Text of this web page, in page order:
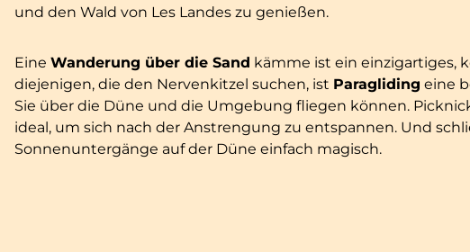
und den Wald von Les Landes zu genießen.
Eine Wanderung über die Sand kämme ist ein einzigartiges,
diejenigen, die den Nervenkitzel suchen, ist Paragliding eine
Sie über die Düne und die Umgebung fliegen können.
ideal, um sich nach der Anstrengung zu entspannen. Und
Sonnenuntergänge auf der Düne einfach magisch.